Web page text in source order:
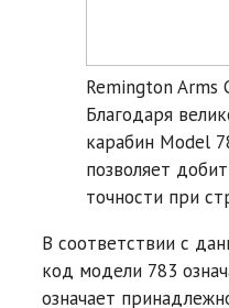
Remington Arms
Благодаря
карабин Model
позволяет
точности при
В соответствии с
код модели 783
означает